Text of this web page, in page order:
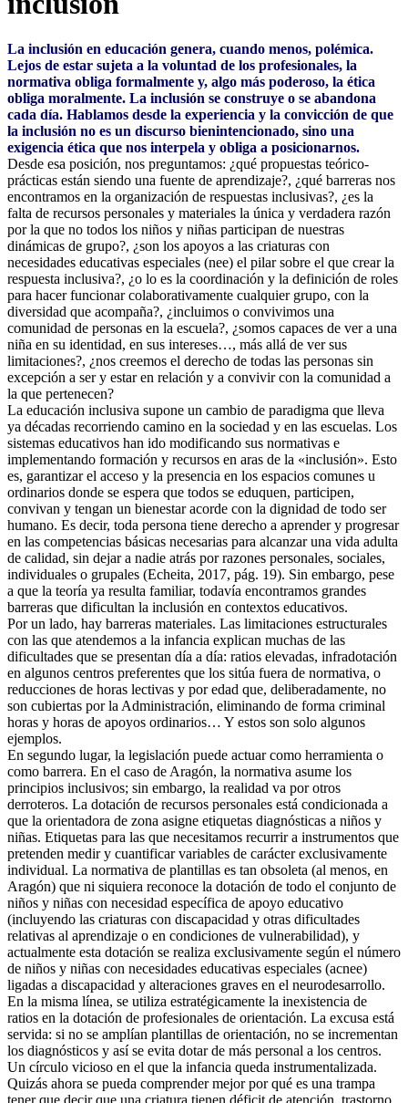
La inclusión en educación genera, cuando menos, polémica.
Lejos de estar sujeta a la voluntad de los profesionales, la
normativa obliga formalmente y, algo más poderoso, la ética
obliga moralmente. La inclusión se construye o se abandona
cada día. Hablamos desde la experiencia y la convicción de que
la inclusión no es un discurso bienintencionado, sino una
exigencia ética que nos interpela y obliga a posicionarnos.
Desde esa posición, nos preguntamos: ¿qué propuestas teórico-
prácticas están siendo una fuente de aprendizaje?, ¿qué barreras nos
encontramos en la organización de respuestas inclusivas?, ¿es la
falta de recursos personales y materiales la única y verdadera razón
por la que no todos los niños y niñas participan de nuestras
dinámicas de grupo?, ¿son los apoyos a las criaturas con
necesidades educativas especiales (nee) el pilar sobre el que crear la
respuesta inclusiva?, ¿o lo es la coordinación y la definición de roles
para hacer funcionar colaborativamente cualquier grupo, con la
diversidad que acompaña?, ¿incluimos o convivimos una
comunidad de personas en la escuela?, ¿somos capaces de ver a una
niña en su identidad, en sus intereses…, más allá de ver sus
limitaciones?, ¿nos creemos el derecho de todas las personas sin
excepción a ser y estar en relación y a convivir con la comunidad a
la que pertenecen?
La educación inclusiva supone un cambio de paradigma que lleva
ya décadas recorriendo camino en la sociedad y en las escuelas. Los
sistemas educativos han ido modificando sus normativas e
implementando formación y recursos en aras de la «inclusión». Esto
es, garantizar el acceso y la presencia en los espacios comunes u
ordinarios donde se espera que todos se eduquen, participen,
convivan y tengan un bienestar acorde con la dignidad de todo ser
humano. Es decir, toda persona tiene derecho a aprender y progresar
en las competencias básicas necesarias para alcanzar una vida adulta
de calidad, sin dejar a nadie atrás por razones personales, sociales,
individuales o grupales (Echeita, 2017, pág. 19). Sin embargo, pese
a que la teoría ya resulta familiar, todavía encontramos grandes
barreras que dificultan la inclusión en contextos educativos.
Por un lado, hay barreras materiales. Las limitaciones estructurales
con las que atendemos a la infancia explican muchas de las
dificultades que se presentan día a día: ratios elevadas, infradotación
en algunos centros preferentes que los sitúa fuera de normativa, o
reducciones de horas lectivas y por edad que, deliberadamente, no
son cubiertas por la Administración, eliminando de forma criminal
horas y horas de apoyos ordinarios… Y estos son solo algunos
ejemplos.
En segundo lugar, la legislación puede actuar como herramienta o
como barrera. En el caso de Aragón, la normativa asume los
principios inclusivos; sin embargo, la realidad va por otros
derroteros. La dotación de recursos personales está condicionada a
que la orientadora de zona asigne etiquetas diagnósticas a niños y
niñas. Etiquetas para las que necesitamos recurrir a instrumentos que
pretenden medir y cuantificar variables de carácter exclusivamente
individual. La normativa de plantillas es tan obsoleta (al menos, en
Aragón) que ni siquiera reconoce la dotación de todo el conjunto de
niños y niñas con necesidad específica de apoyo educativo
(incluyendo las criaturas con discapacidad y otras dificultades
relativas al aprendizaje o en condiciones de vulnerabilidad), y
actualmente esta dotación se realiza exclusivamente según el número
de niños y niñas con necesidades educativas especiales (acnee)
ligadas a discapacidad y alteraciones graves en el neurodesarrollo.
En la misma línea, se utiliza estratégicamente la inexistencia de
ratios en la dotación de profesionales de orientación. La excusa está
servida: si no se amplían plantillas de orientación, no se incrementan
los diagnósticos y así se evita dotar de más personal a los centros.
Un círculo vicioso en el que la infancia queda instrumentalizada.
Quizás ahora se pueda comprender mejor por qué es una trampa
tener que decir que una criatura tienen déficit de atención, trastorno